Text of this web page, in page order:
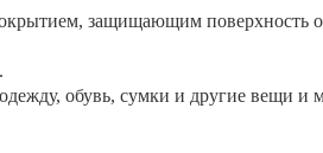
защищающим поверхность
обувь, сумки и другие вещи и